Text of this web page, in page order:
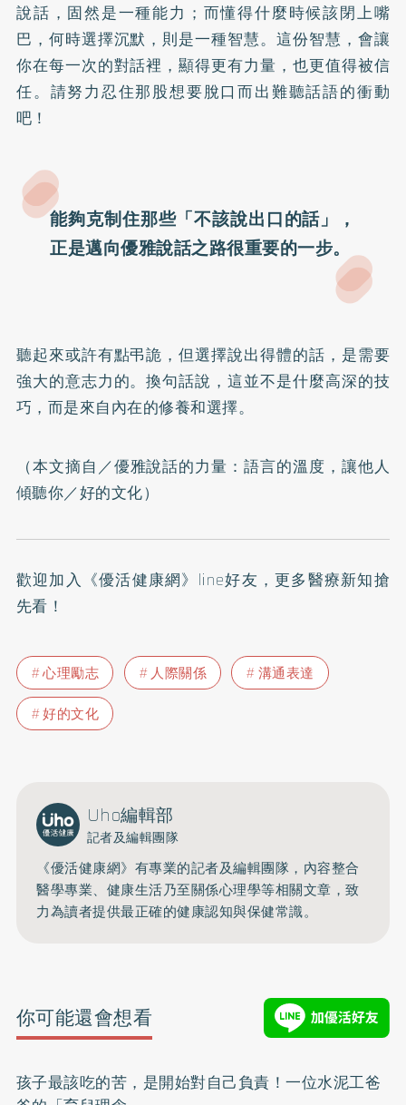
說話，固然是一種能力；而懂得什麼時候該閉上嘴
巴，何時選擇沉默，則是一種智慧。這份智慧，會讓
你在每一次的對話裡，顯得更有力量，也更值得被信
任。請努力忍住那股想要脫口而出難聽話語的衝動
吧！
能夠克制住那些「不該說出口的話」，
正是邁向優雅說話之路很重要的一步。
聽起來或許有點弔詭，但選擇說出得體的話，是需要
強大的意志力的。換句話說，這並不是什麼高深的技
巧，而是來自內在的修養和選擇。
（本文摘自／優雅說話的力量：語言的溫度，讓他人
傾聽你／好的文化）
歡迎加入 《優活健康網》line好友 ，更多醫療新知搶
先看！
心理勵志 人際關係
溝通表達
好的文化
Uho編輯部
記者及編輯團隊
《優活健康網》有專業的記者及編輯團隊，內容整合
醫學專業、健康生活乃至關係心理學等相關文章，致
力為讀者提供最正確的健康認知與保健常識。
你可能還會想看
孩子最該吃的苦，是開始對自己負責！一位水泥工爸